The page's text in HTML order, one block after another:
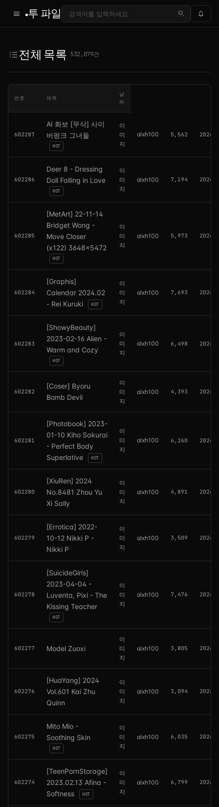
menu 투 파일 search notifications
전체 목록 — 투 파일
format_list_bulleted전체 목록 532,079건
번호 제목
날
짜
602287
AI 화보 [무삭] 사이
버펑크 그녀들
HOT
이
미
지
alxh100 5,562
602286
Deer 8 - Dressing
Doll Falling in Love
HOT
이
미
지
alxh100 7,194
602285
[MetArt] 22-11-14
Bridget Wong -
Move Closer
(x122) 3648x5472
HOT
이
미
지
alxh100 5,973
602284
[Graphis]
Calendar 2024.02
- Rei Kuruki
HOT
이
미
지
alxh100 7,693
602283
[ShowyBeauty]
2023-02-16 Alien -
Warm and Cozy
HOT
이
미
지
alxh100 6,498
602282
[Coser] Byoru
Bomb Devil
이
미
지
alxh100 4,393
602281
[Photobook] 2023-
01-10 Kiho Sakurai
- Perfect Body
Superlative
HOT
이
미
지
alxh100 6,260
602280
[XiuRen] 2024
No.8481 Zhou Yu
Xi Sally
이
미
지
alxh100 4,891
602279
[Errotica] 2022-
10-12 Nikki P -
Nikki P
이
미
지
alxh100 3,509
602278
[SuicideGirls]
2023-04-04 -
Luventa, Pixi - The
Kissing Teacher
HOT
이
미
지
alxh100 7,476
602277 Model Zuoxi
이
미
지
alxh100 3,805
602276
[HuaYang] 2024
Vol.601 Kai Zhu
Quinn
이
미
지
alxh100 3,094
602275
Mito Mio -
Soothing Skin
HOT
이
미
지
alxh100 6,035
602274
[TeenPornStorage]
2023.02.13 Afina -
Softness
HOT
이
미
지
alxh100 6,799